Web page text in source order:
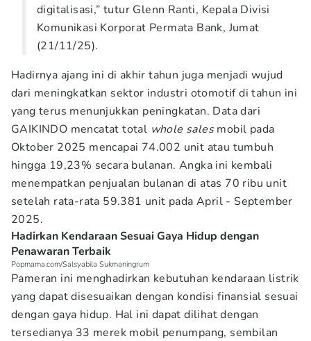
digitalisasi,” tutur Glenn Ranti, Kepala Divisi
Komunikasi Korporat Permata Bank, Jumat
(21/11/25).
Hadirnya ajang ini di akhir tahun juga menjadi wujud
dari meningkatkan sektor industri otomotif di tahun ini
yang terus menunjukkan peningkatan. Data dari
GAIKINDO mencatat total whole salesmobil pada
Oktober 2025 mencapai 74.002 unit atau tumbuh
hingga 19,23% secara bulanan. Angka ini kembali
menempatkan penjualan bulanan di atas 70 ribu unit
setelah rata-rata 59.381 unit pada April - September
2025.
Hadirkan Kendaraan Sesuai Gaya Hidup dengan
Penawaran Terbaik
Popmama.com/Salsyabila Sukmaningrum
Pameran ini menghadirkan kebutuhan kendaraan listrik
yang dapat disesuaikan dengan kondisi finansial sesuai
dengan gaya hidup. Hal ini dapat dilihat dengan
tersedianya 33 merek mobil penumpang, sembilan